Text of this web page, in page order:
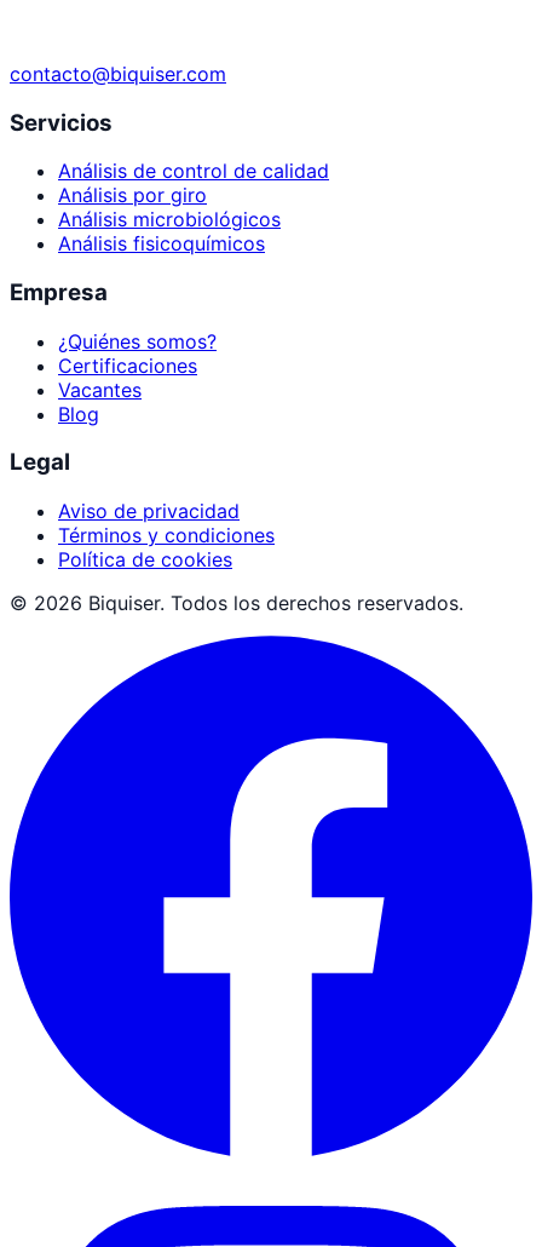
contacto@biquiser.com
Servicios
Análisis de control de calidad
Análisis por giro
Análisis microbiológicos
Análisis fisicoquímicos
Empresa
¿Quiénes somos?
Certificaciones
Vacantes
Blog
Legal
Aviso de privacidad
Términos y condiciones
Política de cookies
© 2026 Biquiser. Todos los derechos reservados.